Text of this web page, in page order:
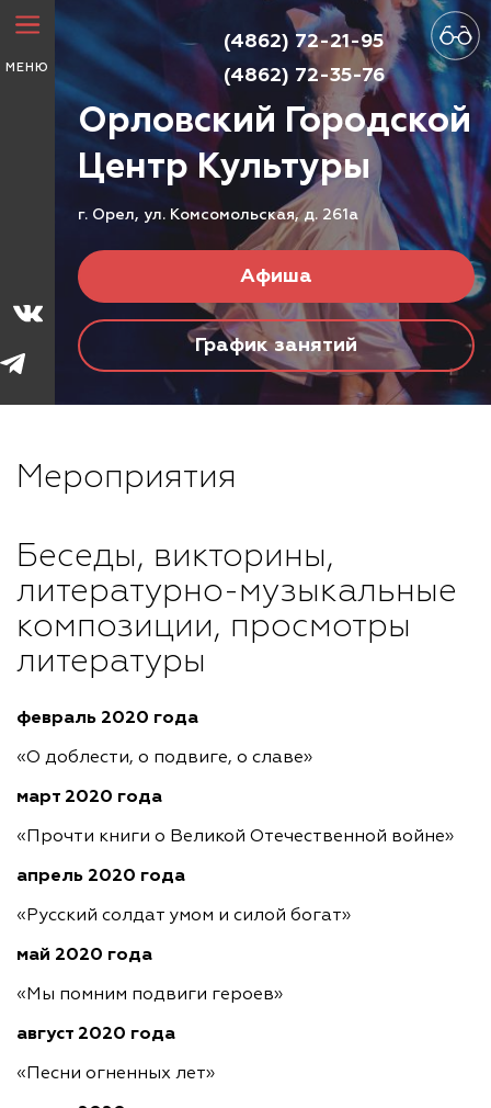
МЕНЮ
Орловский Городской
ЦентрКультуры
г. Орел, ул. Комсомольская, д. 261а
Афиша
График занятий
(4862) 72-21-95
(4862) 72-35-76
Мероприятия
Беседы, викторины,
литературно-музыкальные
композиции, просмотры
литературы
февраль 2020 года
«О доблести, о подвиге, о славе»
март 2020 года
«Прочти книги о Великой Отечественной войне»
апрель 2020 года
«Русский солдат умом и силой богат»
май 2020 года
«Мы помним подвиги героев»
август 2020 года
«Песни огненных лет»